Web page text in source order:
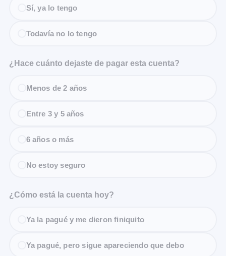
Sí, ya lo tengo
Todavía no lo tengo
¿Hace cuánto dejaste de pagar esta cuenta?
Menos de 2 años
Entre 3 y 5 años
6 años o más
No estoy seguro
¿Cómo está la cuenta hoy?
Ya la pagué y me dieron finiquito
Ya pagué, pero sigue apareciendo que debo